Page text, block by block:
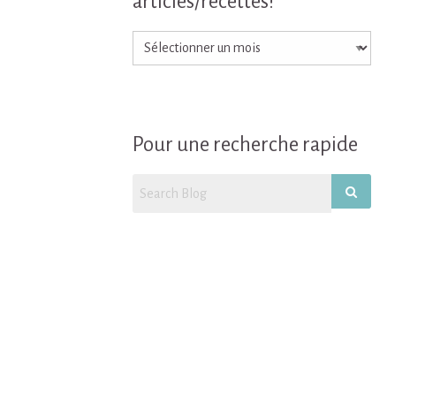
Pour
retrouver
Pour une recherche rapide